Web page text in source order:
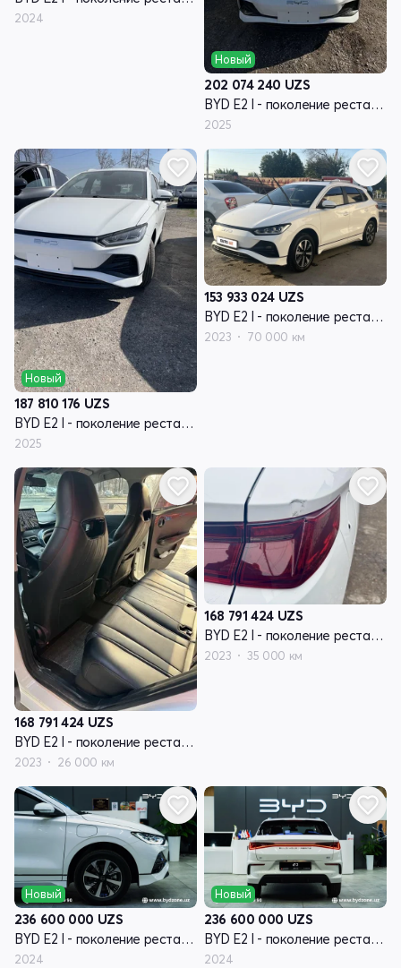
2024
Новый
202 074 240 UZS
BYD E2 I - поколение рестайлинг
2025
Новый
187 810 176 UZS
BYD E2 I - поколение рестайлинг
2025
153 933 024 UZS
BYD E2 I - поколение рестайлинг
2023 70 000 км
168 791 424 UZS
BYD E2 I - поколение рестайлинг
2023 26 000 км
168 791 424 UZS
BYD E2 I - поколение рестайлинг
2023 35 000 км
Новый
236 600 000 UZS
BYD E2 I - поколение рестайлинг
2024
Новый
236 600 000 UZS
BYD E2 I - поколение рестайлинг
2024